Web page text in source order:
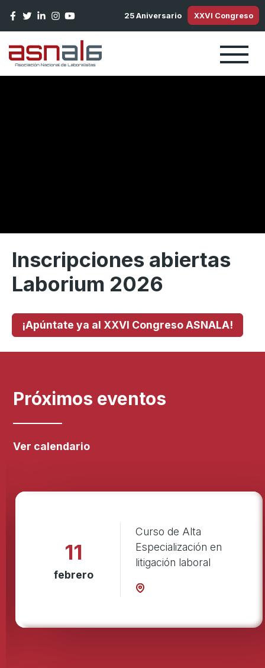
25 Aniversario XXVI Congreso
Inscripciones abiertas
Laborium 2026
¡Apúntate ya al XXVI Congreso ASNALA!
Próximos eventos
Ver calendario
11
febrero
Curso de Alta
Especialización en
litigación laboral